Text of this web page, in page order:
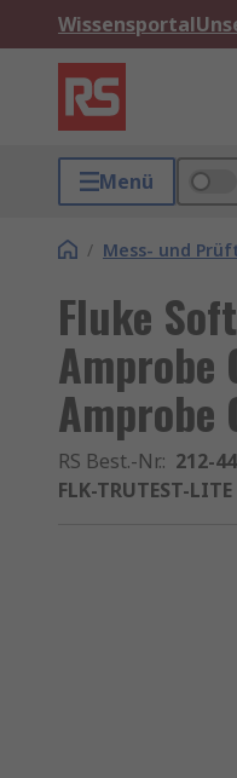
Wissensportal
Menü
/ Mess- und
Fluke
Amprobe
Amprobe
RS Best.-Nr.: 212-
FLK-TRUTEST-LITE